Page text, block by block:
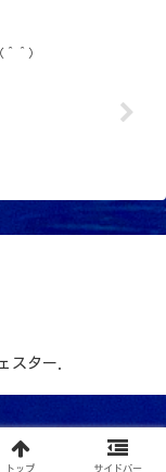
＾）
スター.
トップ サイドバー